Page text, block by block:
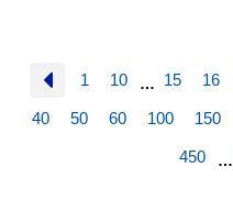
1 10 … 15 16
40 50 60 100 150
450 …